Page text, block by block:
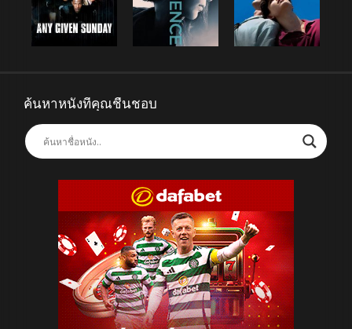
ค้นหาหนังที่คุณชื่นชอบ